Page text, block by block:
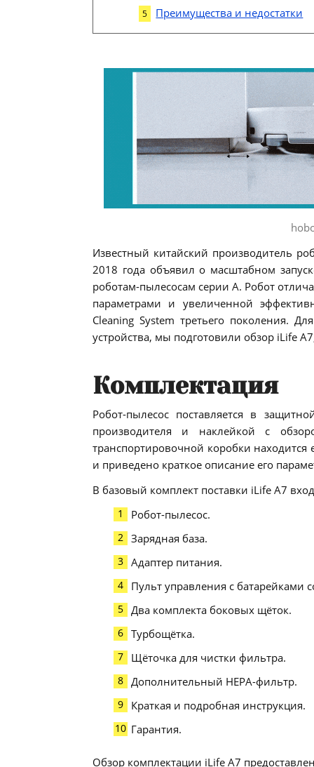
Преимущества и недостатки
Известный китайский производитель
2018 года объявил о масштабном
роботам-пылесосам серии A. Робот
параметрами и увеличенной
Cleaning System третьего поколения.
устройства, мы подготовили обзор iLife
Комплектация
Робот-пылесос поставляется в
производителя и наклейкой с
транспортировочной коробки
и приведено краткое описание его
В базовый комплект поставки iLife A7
Робот-пылесос.
Зарядная база.
Адаптер питания.
Пульт управления с батарейками
Два комплекта боковых щёток.
Турбощётка.
Щёточка для чистки фильтра.
Дополнительный НЕРА-фильтр.
Краткая и подробная инструкция.
Гарантия.
Обзор комплектации iLife A7